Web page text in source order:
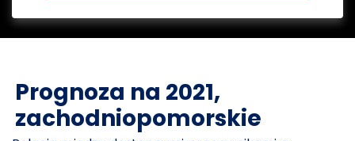
Prognoza na 2021,
zachodniopomorskie